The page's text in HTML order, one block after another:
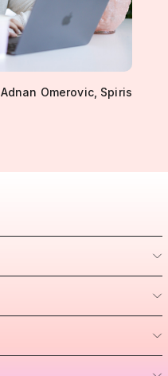
Adnan Omerovic, Spiris